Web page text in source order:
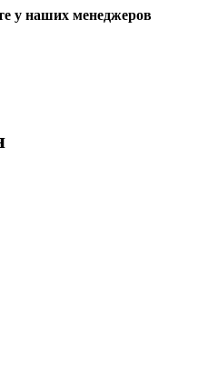
у наших менеджеров